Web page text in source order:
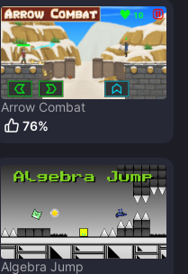
Arrow Combat
76%
Algebra Jump